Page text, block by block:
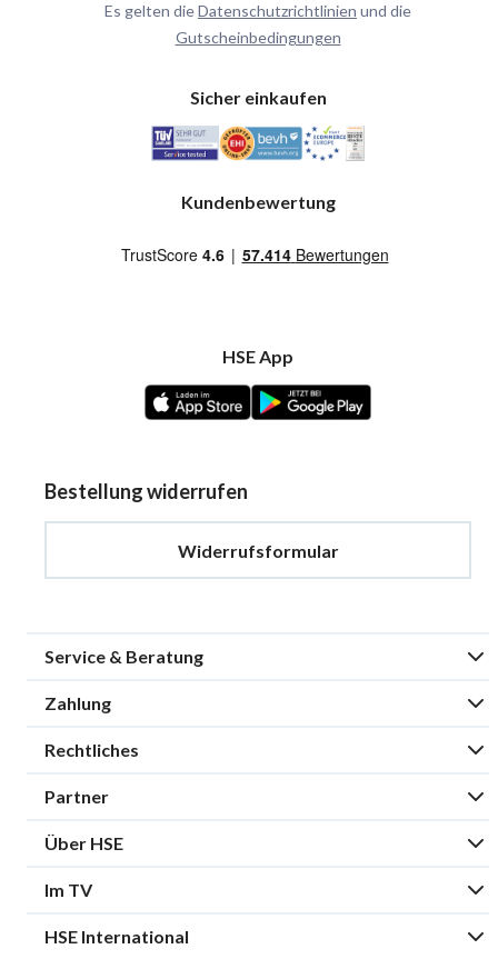
Es gelten dieDatenschutzrichtlinien und die
Gutscheinbedingungen
Sicher einkaufen
Kundenbewertung
HSE App
Bestellung widerrufen
Widerrufsformular
Service & Beratung
Zahlung
Rechtliches
Partner
Über HSE
Im TV
HSE International